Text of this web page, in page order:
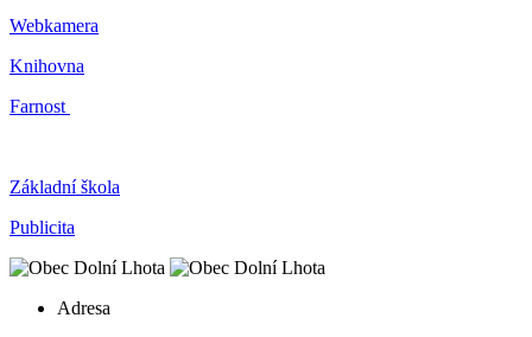
Webkamera
Knihovna
Farnost
Základní škola
Publicita
Adresa